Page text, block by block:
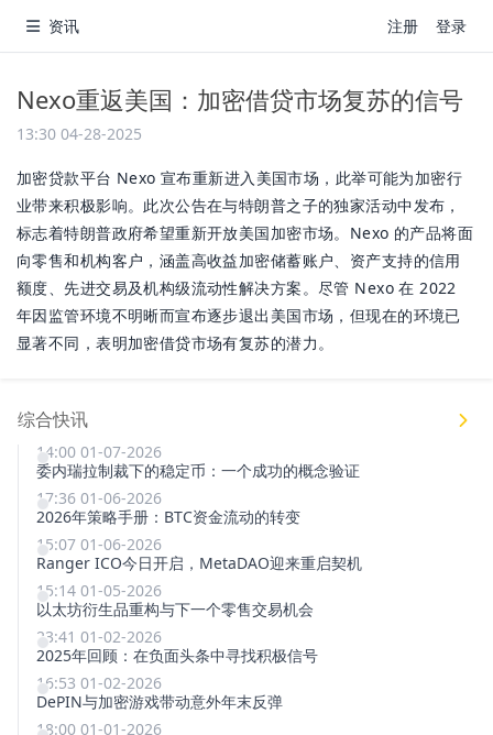
资讯 注册 登录
Nexo重返美国：加密借贷市场复苏的信号
13:30 04-28-2025
加密贷款平台 Nexo 宣布重新进入美国市场，此举可能为加密行
业带来积极影响。此次公告在与特朗普之子的独家活动中发布，
标志着特朗普政府希望重新开放美国加密市场。Nexo 的产品将面
向零售和机构客户，涵盖高收益加密储蓄账户、资产支持的信用
额度、先进交易及机构级流动性解决方案。尽管 Nexo 在 2022
年因监管环境不明晰而宣布逐步退出美国市场，但现在的环境已
显著不同，表明加密借贷市场有复苏的潜力。
综合快讯
14:00 01-07-2026
委内瑞拉制裁下的稳定币：一个成功的概念验证
17:36 01-06-2026
2026年策略手册：BTC资金流动的转变
15:07 01-06-2026
Ranger ICO今日开启，MetaDAO迎来重启契机
15:14 01-05-2026
以太坊衍生品重构与下一个零售交易机会
23:41 01-02-2026
2025年回顾：在负面头条中寻找积极信号
16:53 01-02-2026
DePIN与加密游戏带动意外年末反弹
18:00 01-01-2026